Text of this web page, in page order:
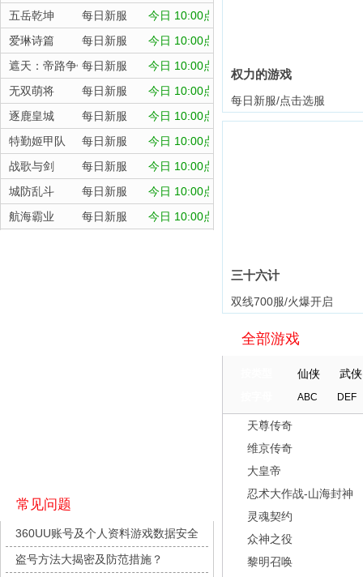
五岳乾坤
每日新服
今日 10:00点
爱琳诗篇
每日新服
今日 10:00点
遮天：帝路争锋每日新服
今日 10:00点
无双萌将
每日新服
今日 10:00点
逐鹿皇城
每日新服
今日 10:00点
特勤姬甲队
每日新服
今日 10:00点
战歌与剑
每日新服
今日 10:00点
城防乱斗
每日新服
今日 10:00点
航海霸业
每日新服
今日 10:00点
城防三国志
每日新服
今日 10:00点
九梦仙域
每日新服
今日 10:00点
常见问题
360UU账号及个人资料游戏数据安全
盗号方法大揭密及防范措施？
权力的游戏
每日新服/点击选服
三十六计
双线700服/火爆开启
全部游戏
仙侠 武侠
ABC DEF
天尊传奇
维京传奇
大皇帝
忍术大作战-山海封神
灵魂契约
众神之役
黎明召唤